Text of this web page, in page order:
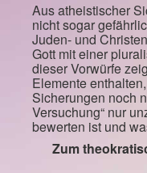
Aus atheistischer
nicht sogar
Juden- und
Gott mit einer
dieser Vorwürfe
Elemente
Sicherungen noch
Versuchung“ nur
bewerten ist und
Zum